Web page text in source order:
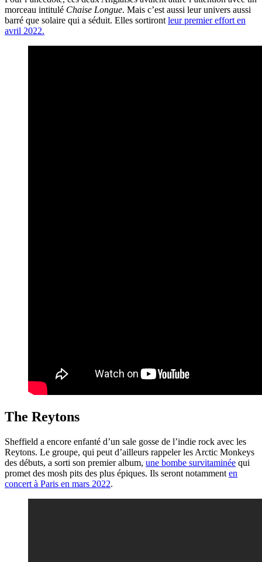
morceau intitulé Chaise Longue. Mais c’est aussi leur univers aussi
barré que solaire qui a séduit. Elles sortiront leur premier effort en
avril 2022.
The Reytons
Sheffield a encore enfanté d’un sale gosse de l’indie rock avec les
Reytons. Le groupe, qui peut d’ailleurs rappeler les Arctic Monkeys
des débuts, a sorti son premier album, une bombe survitaminée qui
promet des mosh pits des plus épiques. Ils seront notamment en
concert à Paris en mars 2022.